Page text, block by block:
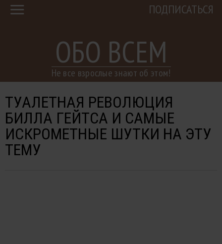
ОБО ВСЕМ
Не все взрослые знают об этом!
ПОДПИСАТЬСЯ
ТУАЛЕТНАЯ РЕВОЛЮЦИЯ
БИЛЛА ГЕЙТСА И САМЫЕ
ИСКРОМЕТНЫЕ ШУТКИ НА ЭТУ
ТЕМУ